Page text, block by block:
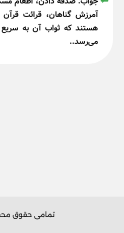
آمرزش گناهان، قرائت
هستند که ثواب آن به
می‌رسد..
تمامی حقوق